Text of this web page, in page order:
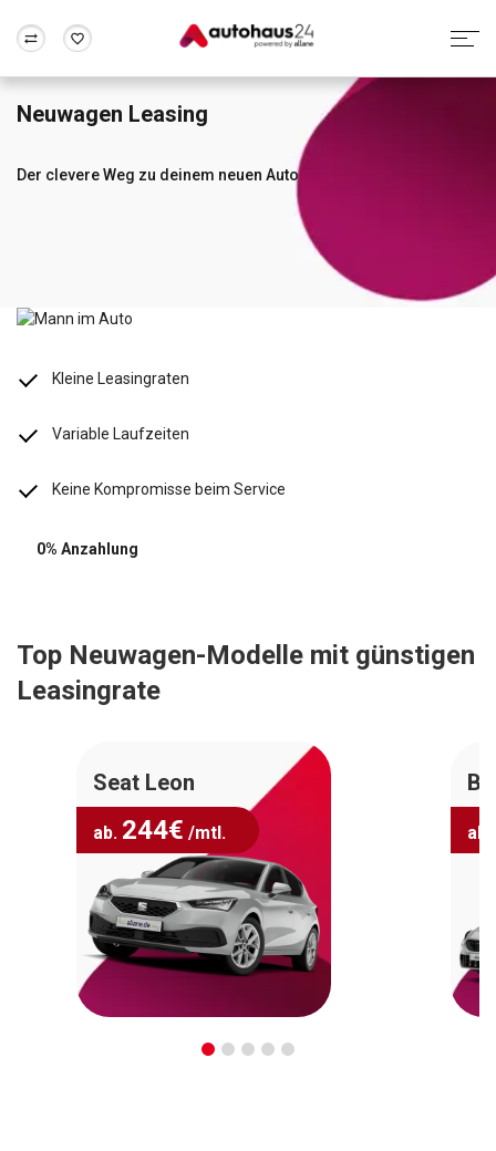
Zum Antrag Alle Fragen & Antworten
Rund um die Inzahlungnahme
FrankfurtWuppertal
Neuwagen Leasing
Der clevere Weg zu deinem neuen Auto
Kleine Leasingraten
Variable Laufzeiten
Keine Kompromisse beim Service
0% Anzahlung
Top Neuwagen-Modelle mit günstigen
Leasingrate
Seat Leon
ab. 244€ /mtl. ab.